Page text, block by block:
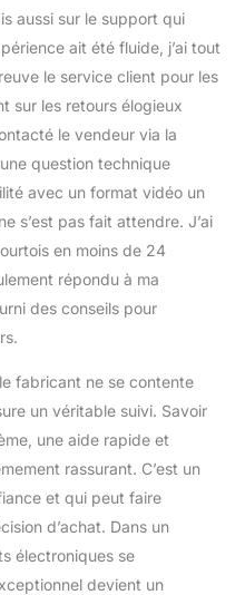
aussi sur le support qui
ait été fluide, j’ai tout
le service client pour les
sur les retours élogieux
le vendeur via la
question technique
avec un format vidéo un
s’est pas fait attendre. J’ai
en moins de 24
répondu à ma
des conseils pour
fabricant ne se contente
un véritable suivi. Savoir
une aide rapide et
rassurant. C’est un
et qui peut faire
d’achat. Dans un
électroniques se
devient un